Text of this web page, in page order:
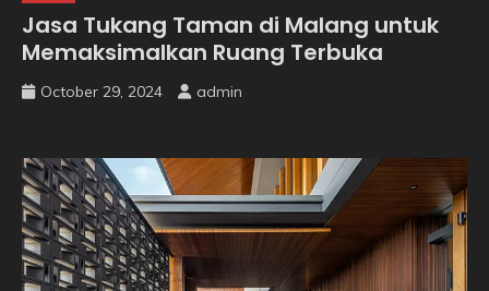
Jasa Tukang Taman di Malang untuk
Memaksimalkan Ruang Terbuka
October 29, 2024 admin